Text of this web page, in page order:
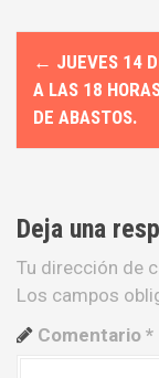
N
a
v
g
a
c
i
← JUEVES 14
A LAS 18
DE ABASTOS.
Deja una
Tu dirección de
Los campos
Comentario *